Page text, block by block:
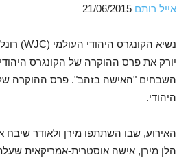
אייל רותם
יורק את פרס ההוקרה של הקונגרס
השבחים "האישה בזהב". פרס ההוקרה של
היהודי.
האירוע, שבו השתתפו מירן ולאודר
הלן מירן, אישה אוסטרית-אמריקאית